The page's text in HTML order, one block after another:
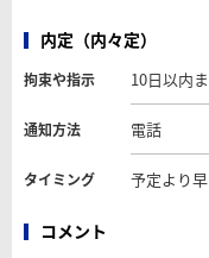
内定（内々定）
拘束や指示 10日以内
通知方法 電話
タイミング 予定より
コメント